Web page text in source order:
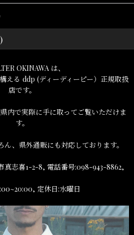
OKINAWA は、
える ddp (ディーディーピー）正規取扱
店です。
内で実際に手に取ってご覧いただけま
す。
、県外通販にも対応しております。
真志喜1-2-8, 電話番号:098-943-8862,
定休日:水曜日